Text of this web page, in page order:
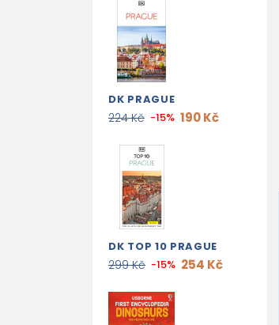
DK PRAGUE
224 Kč -15% 190 Kč
DK TOP 10 PRAGUE
299 Kč -15% 254 Kč